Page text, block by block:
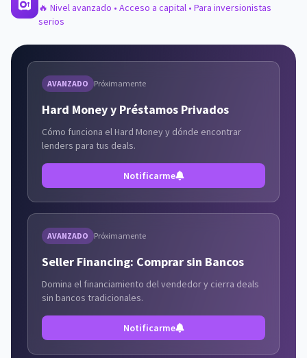
🔥 Nivel avanzado • Acceso a capital • Para inversionistas
serios
AVANZADO Próximamente
Hard Money y Préstamos Privados
Cómo funciona el Hard Money y dónde encontrar
lenders para tus deals.
Notificarme
AVANZADO Próximamente
Seller Financing: Comprar sin Bancos
Domina el financiamiento del vendedor y cierra deals
sin bancos tradicionales.
Notificarme